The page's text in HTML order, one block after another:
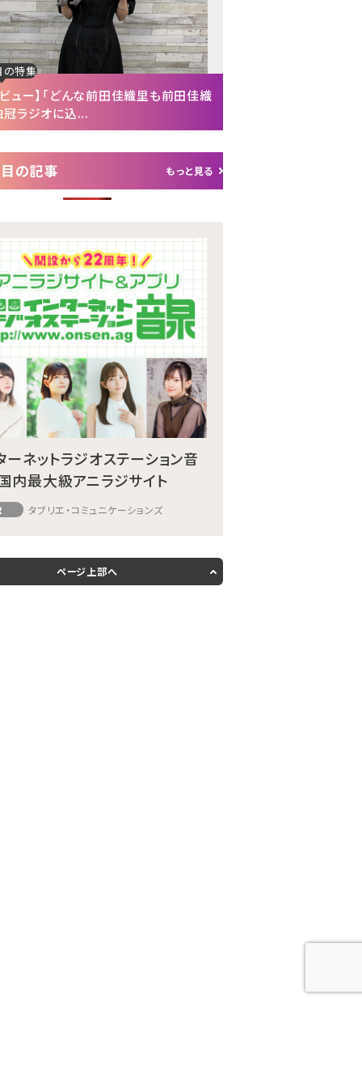
の特集
ビュー】「どんな前田佳織里も前田佳織
冠ラジオに込...
の記事 もっと見る
ーネットラジオステーション音
内最大級アニラジサイト
タブリエ・コミュニケーションズ
ページ上部へ